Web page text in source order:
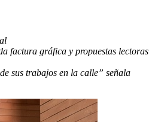
factura gráfica y propuestas lectoras
sus trabajos en la calle” señala